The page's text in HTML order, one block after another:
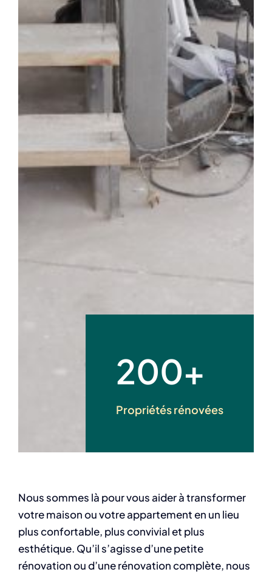
200+
Propriétés rénovées
Nous sommes là pour vous aider à transformer
votre maison ou votre appartement en un lieu
plus confortable, plus convivial et plus
esthétique. Qu’il s’agisse d’une petite
rénovation ou d’une rénovation complète, nous